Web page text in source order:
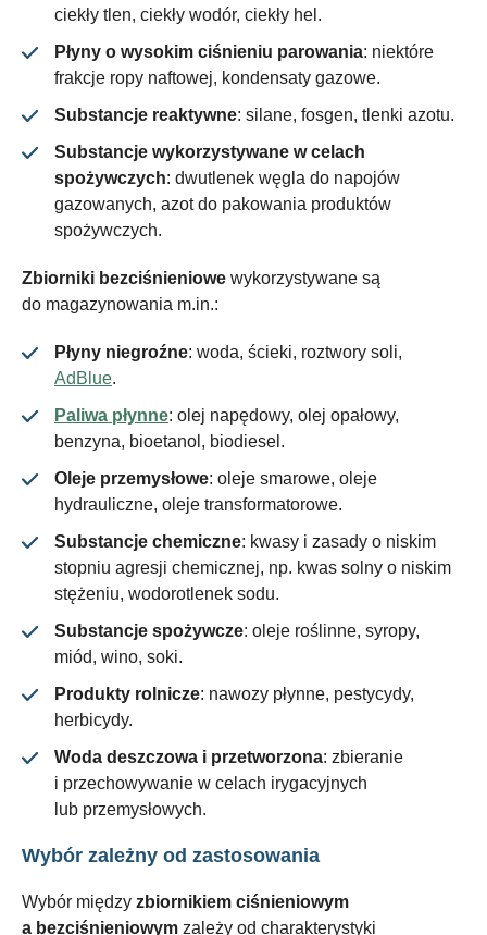
ciekły tlen, ciekły wodór, ciekły hel.
Płyny o wysokim ciśnieniu parowania: niektóre
frakcje ropy naftowej, kondensaty gazowe.
Substancje reaktywne: silane, fosgen, tlenki azotu.
Substancje wykorzystywane w celach
spożywczych: dwutlenek węgla do napojów
gazowanych, azot do pakowania produktów
spożywczych.
Zbiorniki bezciśnieniowe wykorzystywane są
do magazynowania m.in.:
Płyny niegroźne: woda, ścieki, roztwory soli,
AdBlue.
Paliwa płynne: olej napędowy, olej opałowy,
benzyna, bioetanol, biodiesel.
Oleje przemysłowe: oleje smarowe, oleje
hydrauliczne, oleje transformatorowe.
Substancje chemiczne: kwasy i zasady o niskim
stopniu agresji chemicznej, np. kwas solny o niskim
stężeniu, wodorotlenek sodu.
Substancje spożywcze: oleje roślinne, syropy,
miód, wino, soki.
Produkty rolnicze: nawozy płynne, pestycydy,
herbicydy.
Woda deszczowa i przetworzona: zbieranie
i przechowywanie w celach irygacyjnych
lub przemysłowych.
Wybór zależny od zastosowania
Wybór między zbiornikiem ciśnieniowym
a bezciśnieniowym zależy od charakterystyki